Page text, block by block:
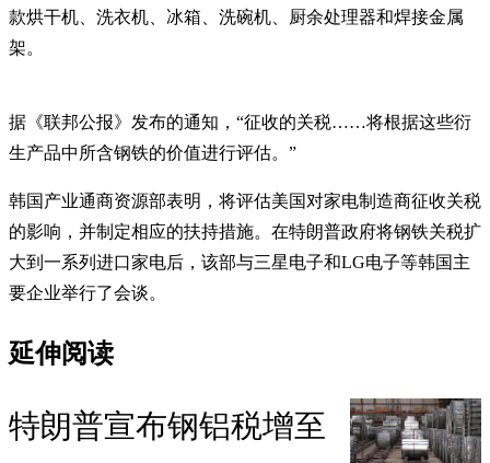
款烘干机、洗衣机、冰箱、洗碗机、厨余处理器和焊接金属
架。
据《联邦公报》发布的通知，“征收的关税……将根据这些衍
生产品中所含钢铁的价值进行评估。”
韩国产业通商资源部表明，将评估美国对家电制造商征收关税
的影响，并制定相应的扶持措施。在特朗普政府将钢铁关税扩
大到一系列进口家电后，该部与三星电子和LG电子等韩国主
要企业举行了会谈。
延伸阅读
特朗普宣布钢铝税增至